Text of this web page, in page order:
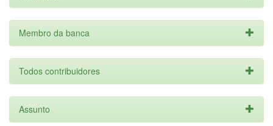
Membro da banca
Todos contribuidores
Assunto